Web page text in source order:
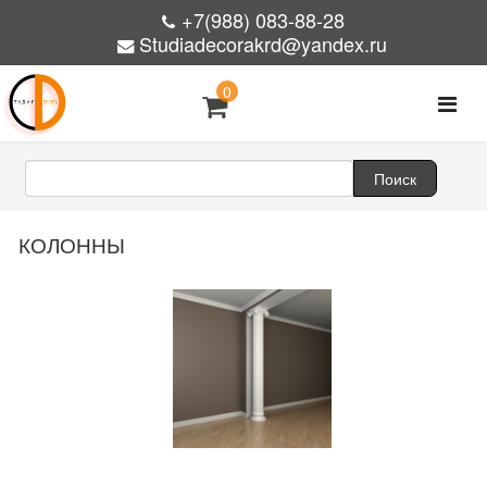
+7(988) 083-88-28
Studiadecorakrd@yandex.ru
0
КОЛОННЫ